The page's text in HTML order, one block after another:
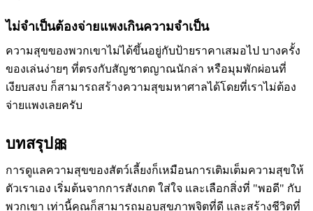
ไม่จำเป็นต้องจ่ายแพงเกินความจำเป็น
ความสุขของพวกเขาไม่ได้ขึ้นอยู่กับป้ายราคาเสมอไป บางครั้ง
ของเล่นง่ายๆ ที่ตรงกับสัญชาตญาณนักล่า หรือมุมพักผ่อนที่
เงียบสงบ ก็สามารถสร้างความสุขมหาศาลได้โดยที่เราไม่ต้อง
จ่ายแพงเลยครับ
บทสรุป🎀
การดูแลความสุขของสัตว์เลี้ยงก็เหมือนการเติมเต็มความสุขให้
ตัวเราเอง เริ่มต้นจากการสังเกต ใส่ใจ และเลือกสิ่งที่ "พอดี" กับ
พวกเขา เท่านี้คุณก็สามารถมอบสุขภาพจิตที่ดี และสร้างชีวิตที่